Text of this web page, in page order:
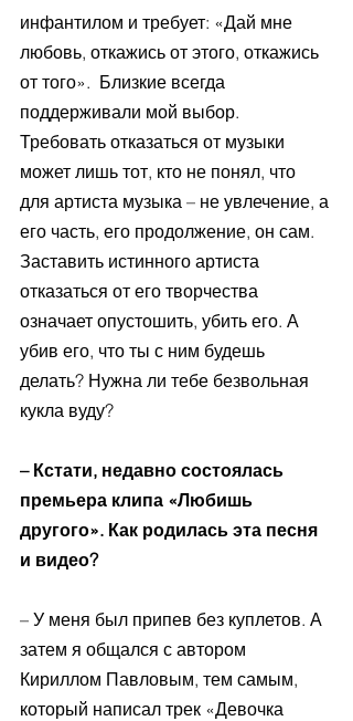
инфантилом и требует: «Дай мне
любовь, откажись от этого, откажись
от того».  Близкие всегда
поддерживали мой выбор.
Требовать отказаться от музыки
может лишь тот, кто не понял, что
для артиста музыка – не увлечение, а
его часть, его продолжение, он сам.
Заставить истинного артиста
отказаться от его творчества
означает опустошить, убить его. А
убив его, что ты с ним будешь
делать? Нужна ли тебе безвольная
кукла вуду?
– Кстати, недавно состоялась
премьера клипа «Любишь
другого». Как родилась эта песня
и видео?
– У меня был припев без куплетов. А
затем я общался с автором
Кириллом Павловым, тем самым,
который написал трек «Девочка